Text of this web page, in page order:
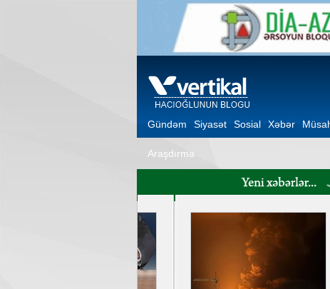
Gündəm Siyasət Sosial Xəbər
Araşdırma